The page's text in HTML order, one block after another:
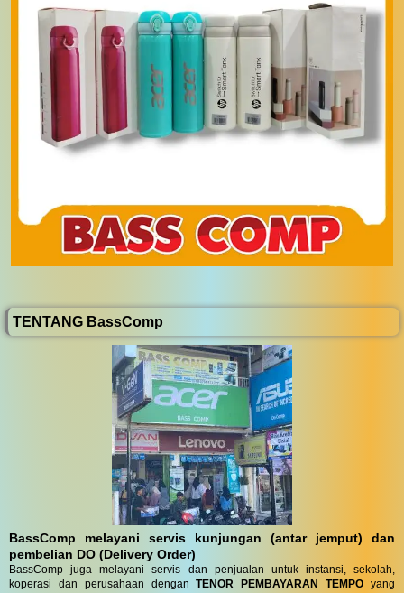
TENTANG BassComp
BassComp melayani servis kunjungan (antar jemput) dan
pembelian DO (Delivery Order)
BassComp juga melayani servis dan penjualan untuk instansi, sekolah,
koperasi dan perusahaan denganTENOR PEMBAYARAN TEMPO yang